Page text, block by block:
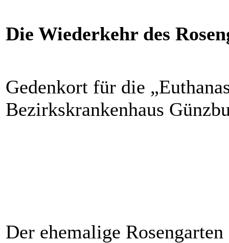
Die Wiederkehr des
Gedenkort für die
Bezirkskrankenhaus
Der ehemalige